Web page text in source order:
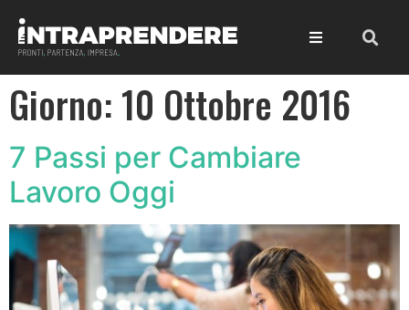
Giorno: 10 Ottobre 2016
7 Passi per Cambiare
Lavoro Oggi